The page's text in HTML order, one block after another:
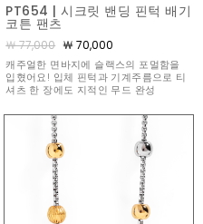
PT654 | 시크릿 밴딩 핀턱 배기
코튼 팬츠
￦ 77,000 ￦ 70,000
캐주얼한 면바지에 슬랙스의 포멀함을
입혔어요! 입체 핀턱과 기계주름으로 티
셔츠 한 장에도 지적인 무드 완성